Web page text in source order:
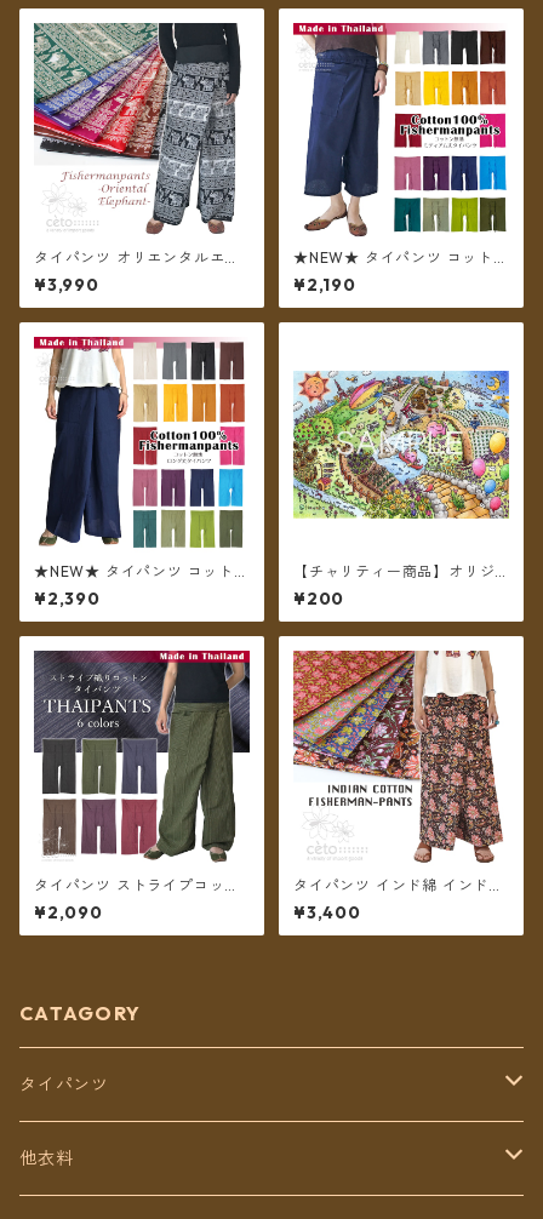
タイパンツ オリエンタルエレ
ファント 7カラー A リゾパン
ロング丈【メール便送料無
料】
¥3,990
★NEW★ タイパンツ コットン
無地 ポケット付き ミディアム
丈 ショート ハーフ 【メール便
送料無料】
¥2,190
★NEW★ タイパンツ コットン
無地 ポケット付き ロング丈
【メール便送料無料】
¥2,390
【チャリティー商品】オリジ
ナル チャリティポストカード
～We are all alive 2～
¥200
タイパンツ ストライプコット
ン ポケット付き ロング丈 6カ
ラー【メール便送料無料】
¥2,090
タイパンツ インド綿 インド更
紗 no.7 花柄プリント 5カラー
ロング丈【メール便送料無
料】
¥3,400
CATAGORY
タイパンツ
定番無地タイパンツ
他衣料